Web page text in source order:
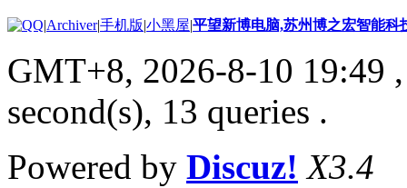
|Archiver|手机版|小黑屋|平望新博电脑,苏州博之宏智能科
GMT+8, 2026-8-10 19:49
second(s), 13 queries .
Powered by Discuz! X3.4